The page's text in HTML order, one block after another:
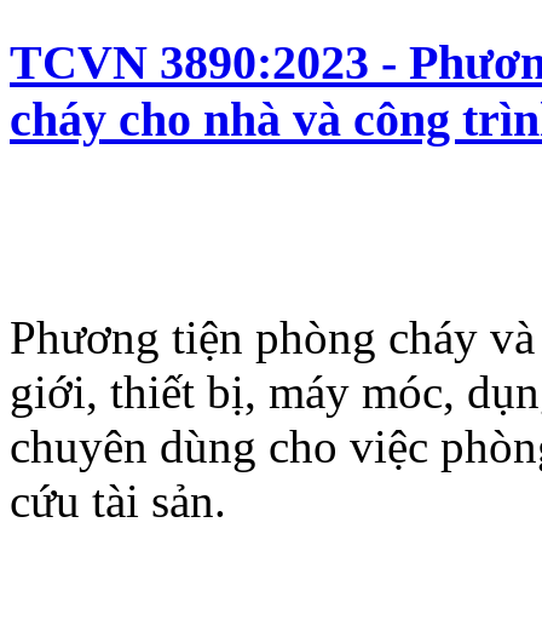
TCVN 3890:2023 -
cháy cho nhà và công
Phương tiện phòng cháy
giới, thiết bị, máy móc,
chuyên dùng cho việc
cứu tài sản.